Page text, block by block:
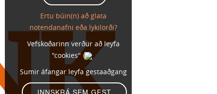
Ertu búin(n) að glata
notendanafni eða lykilorði?
Vefskoðarinn verður að leyfa
"cookies"
Sumir áfangar leyfa gestaaðgang